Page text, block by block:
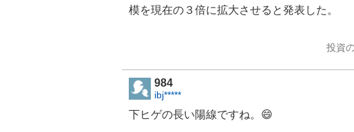
模を現在の３倍に拡大させると発表した。
投資
984
ibj*****
下ヒゲの長い陽線ですね。😄